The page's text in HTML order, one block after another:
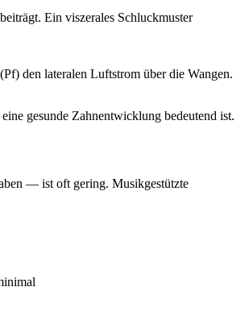
Ein viszerales Schluckmuster
den lateralen Luftstrom über die Wangen.
gesunde Zahnentwicklung bedeutend ist.
— ist oft gering. Musikgestützte